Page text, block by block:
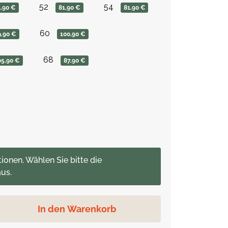
€ 52 81,90 € 54 81,90 €
€ 60 100,90 €
€ 68 87,90 €
In den Warenkorb
Wählen Sie bitte die